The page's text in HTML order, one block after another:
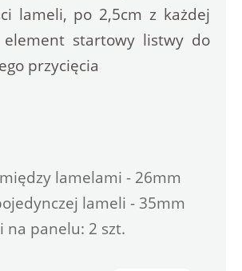
lameli, po 2,5cm z każdej
startowy listwy do
przycięcia
lamelami - 26mm
lameli - 35mm
na panelu: 2 szt.